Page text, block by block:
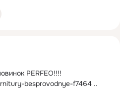
PERFEO!!!!
besprovodnye-f7464 ..